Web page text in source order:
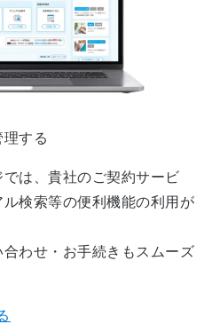
する
は、貴社のご契約サービ
検索等の便利機能の利用が
わせ・お手続きもスムーズ